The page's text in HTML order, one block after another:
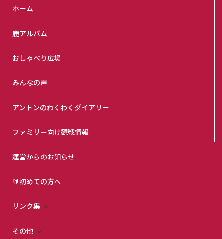
ホーム
鹿アルバム
おしゃべり広場
みんなの声
アントンのわくわくダイアリー
ファミリー向け観戦情報
運営からのお知らせ
🔰初めての方へ
リンク集
その他